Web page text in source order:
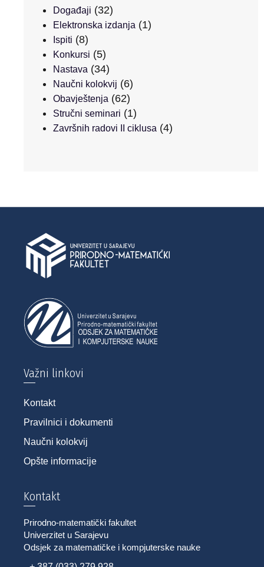
Događaji (32)
Elektronska izdanja (1)
Ispiti (8)
Konkursi (5)
Nastava (34)
Naučni kolokvij (6)
Obavještenja (62)
Stručni seminari (1)
Završnih radovi II ciklusa (4)
Važni linkovi
Kontakt
Pravilnici i dokumenti
Naučni kolokvij
Opšte informacije
Kontakt
Prirodno-matematički fakultet
Univerzitet u Sarajevu
Odsjek za matematičke i kompjuterske nauke